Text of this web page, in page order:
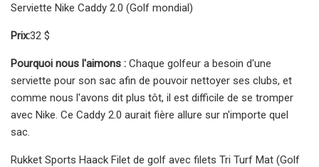
Serviette Nike Caddy 2.0 (Golf mondial)
Prix:32 $
Pourquoi nous l'aimons : Chaque golfeur a besoin d'une
serviette pour son sac afin de pouvoir nettoyer ses clubs, et
comme nous l'avons dit plus tôt, il est difficile de se tromper
avec Nike. Ce Caddy 2.0 aurait fière allure sur n'importe quel
sac.
Rukket Sports Haack Filet de golf avec filets Tri Turf Mat (Golf